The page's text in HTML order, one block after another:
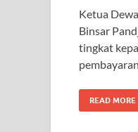
Ketua
Binsar
tingkat
READ MORE